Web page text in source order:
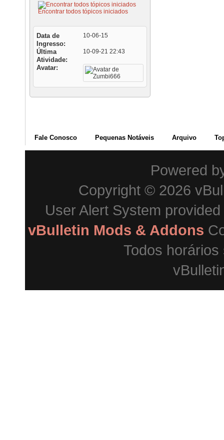
Encontrar todos tópicos iniciados
Data de
Ingresso
10-06-15
Última
Atividade
10-09-21 22:43
Avatar
Fale Conosco Pequenas Notáveis Arquivo
Powered
Copyright © 2026
User Alert System
vBulletin Mods & Addons
Todos